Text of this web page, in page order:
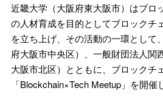
近畿大学（大阪府東大阪市）はブロ
の人材育成を目的としてブロックチ
を立ち上げ、その活動の一環として
府大阪市中央区）、一般財団法人関
大阪市北区）とともに、ブロックチ
「Blockchain×Tech Meetup」を開催